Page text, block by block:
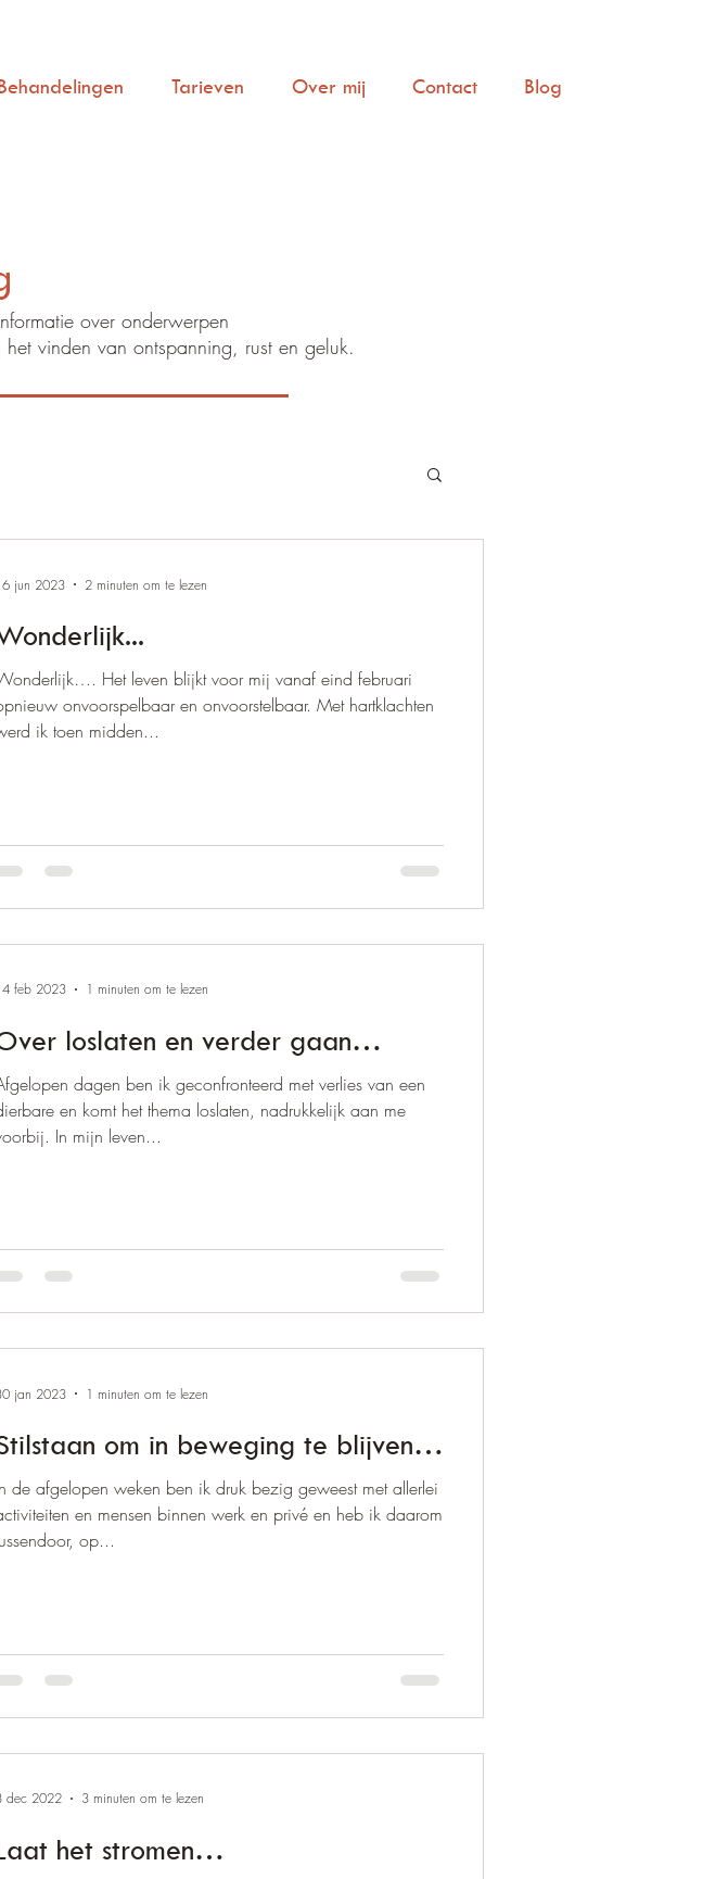
Tarieven Over mij Contact Blog
over onderwerpen
vinden van ontspanning, rust en geluk.
Het leven blijkt voor mij vanaf eind februari
onvoorspelbaar en onvoorstelbaar. Met hartklachten
ik toen midden...
jun 2023 2 minuten om te lezen
loslaten en verder gaan…
dagen ben ik geconfronteerd met verlies van een
en komt het thema loslaten, nadrukkelijk aan me
In mijn leven...
feb 2023 1 minuten om te lezen
om in beweging te blijven…
de afgelopen weken ben ik druk bezig geweest met allerlei
en mensen binnen werk en privé en heb ik daarom
op...
jan 2023 1 minuten om te lezen
het stromen…
dec 2022 3 minuten om te lezen